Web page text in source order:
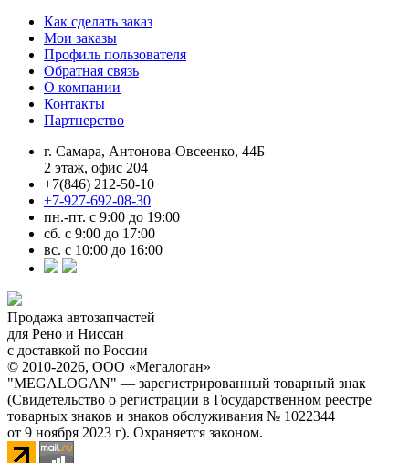
Как сделать заказ
Мои заказы
Профиль пользователя
Обратная связь
О компании
Контакты
Партнерство
г. Самара, Антонова-Овсеенко, 44Б
2 этаж, офис 204
+7(846) 212-50-10
+7-927-692-08-30
пн.-пт. с 9:00 до 19:00
сб. с 9:00 до 17:00
вс. с 10:00 до 16:00
Продажа автозапчастей
для Рено и Ниссан
с доставкой по России
© 2010-2026, ООО «Мегалоган»
"MEGALOGAN" — зарегистрированный товарный знак
(Свидетельство о регистрации в Государственном реестре
товарных знаков и знаков обслуживания № 1022344
от 9 ноября 2023 г). Охраняется законом.